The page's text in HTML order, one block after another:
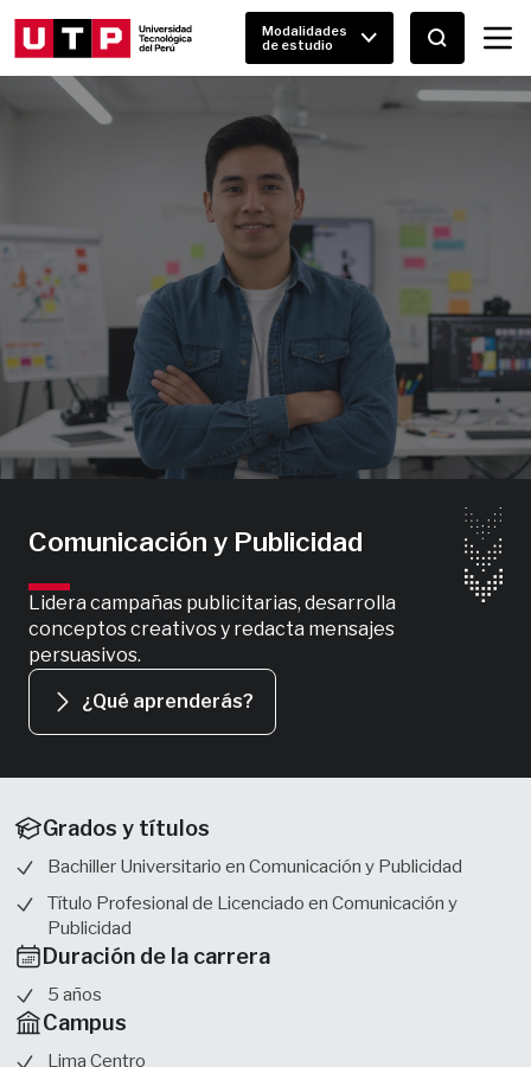
Modalidades
de estudio
Comunicación y Publicidad
Lidera campañas publicitarias, desarrolla
conceptos creativos y redacta mensajes
persuasivos.
¿Qué aprenderás?
Grados y títulos
Bachiller Universitario en Comunicación y Publicidad
Título Profesional de Licenciado en Comunicación y
Publicidad
Duración de la carrera
5 años
Campus
Lima Centro